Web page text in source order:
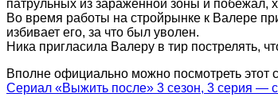
патрульных из заражённой зоны и побежал,
Во время работы на стройрынке к Валере
избивает его, за что был уволен.
Ника пригласила Валеру в тир пострелять,
Вполне официально можно посмотреть
Сериал «Выжить после» 3 сезон, 3 серия —